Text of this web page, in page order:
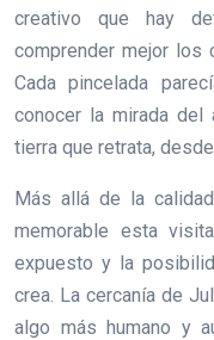
creativo que hay
comprender mejor los
Cada pincelada
conocer la mirada
tierra que retrata,
Más allá de la
memorable esta
expuesto y la
crea. La cercanía de
algo más humano y